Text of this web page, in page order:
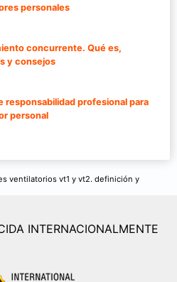
personales
concurrente. Qué es,
y consejos
responsabilidad profesional para
personal
ventilatorios vt1 y vt2. definición y
INTERNACIONALMENTE